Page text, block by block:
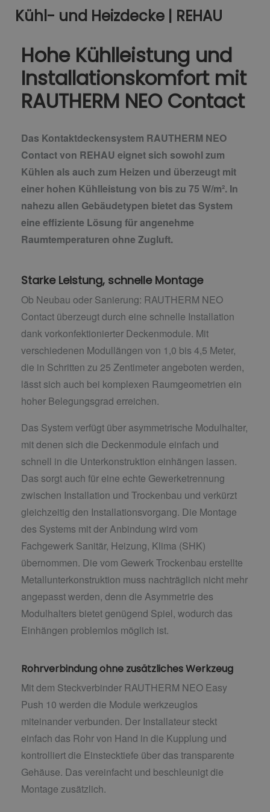
Kühl- und Heizdecke | REHAU
Hohe Kühlleistung und
Installationskomfort mit
RAUTHERM NEO Contact
Das Kontaktdeckensystem RAUTHERM NEO
Contact von REHAU eignet sich sowohl zum
Kühlen als auch zum Heizen und überzeugt mit
einer hohen Kühlleistung von bis zu 75 W/m². In
nahezu allen Gebäudetypen bietet das System
eine effiziente Lösung für angenehme
Raumtemperaturen ohne Zugluft.
Starke Leistung, schnelle Montage
Ob Neubau oder Sanierung: RAUTHERM NEO
Contact überzeugt durch eine schnelle Installation
dank vorkonfektionierter Deckenmodule. Mit
verschiedenen Modullängen von 1,0 bis 4,5 Meter,
die in Schritten zu 25 Zentimeter angeboten werden,
lässt sich auch bei komplexen Raumgeometrien ein
hoher Belegungsgrad erreichen.
Das System verfügt über asymmetrische Modulhalter,
mit denen sich die Deckenmodule einfach und
schnell in die Unterkonstruktion einhängen lassen.
Das sorgt auch für eine echte Gewerketrennung
zwischen Installation und Trockenbau und verkürzt
gleichzeitig den Installationsvorgang. Die Montage
des Systems mit der Anbindung wird vom
Fachgewerk Sanitär, Heizung, Klima (SHK)
übernommen. Die vom Gewerk Trockenbau erstellte
Metallunterkonstruktion muss nachträglich nicht mehr
angepasst werden, denn die Asymmetrie des
Modulhalters bietet genügend Spiel, wodurch das
Einhängen problemlos möglich ist.
Rohrverbindung ohne zusätzliches Werkzeug
Mit dem Steckverbinder RAUTHERM NEO Easy
Push 10 werden die Module werkzeuglos
miteinander verbunden. Der Installateur steckt
einfach das Rohr von Hand in die Kupplung und
kontrolliert die Einstecktiefe über das transparente
Gehäuse. Das vereinfacht und beschleunigt die
Montage zusätzlich.